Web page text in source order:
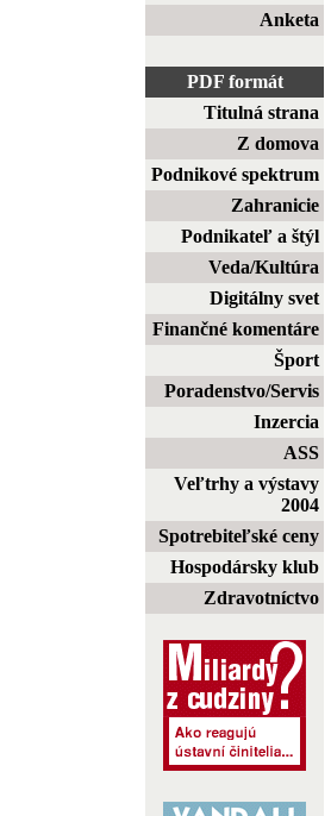
Anketa
PDF formát
Titulná strana
Z domova
Podnikové spektrum
Zahranicie
Podnikateľ a štýl
Veda/Kultúra
Digitálny svet
Finančné komentáre
Šport
Poradenstvo/Servis
Inzercia
ASS
Veľtrhy a výstavy
2004
Spotrebiteľské ceny
Hospodársky klub
Zdravotníctvo